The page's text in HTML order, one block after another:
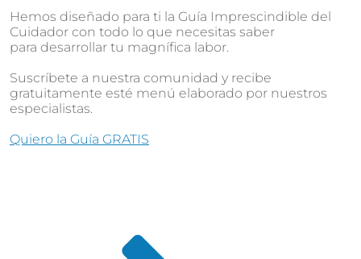
Hemos diseñado para ti la Guía Imprescindible del
Cuidador con todo lo que necesitas saber
para desarrollar tu magnífica labor.
Suscríbete a nuestra comunidad y recibe
gratuitamente esté menú elaborado por nuestros
especialistas.
Quiero la Guía GRATIS